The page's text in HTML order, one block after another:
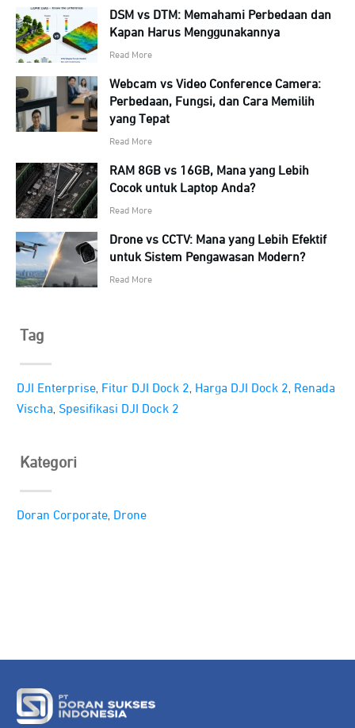
DSM vs DTM: Memahami Perbedaan dan
Kapan Harus Menggunakannya
Read More
Webcam vs Video Conference Camera:
Perbedaan, Fungsi, dan Cara Memilih
yang Tepat
Read More
RAM 8GB vs 16GB, Mana yang Lebih
Cocok untuk Laptop Anda?
Read More
Drone vs CCTV: Mana yang Lebih Efektif
untuk Sistem Pengawasan Modern?
Read More
Tag
DJI Enterprise Fitur DJI Dock 2 Harga DJI Dock 2
Renada
Vischa Spesifikasi DJI Dock 2
Kategori
Doran Corporate Drone